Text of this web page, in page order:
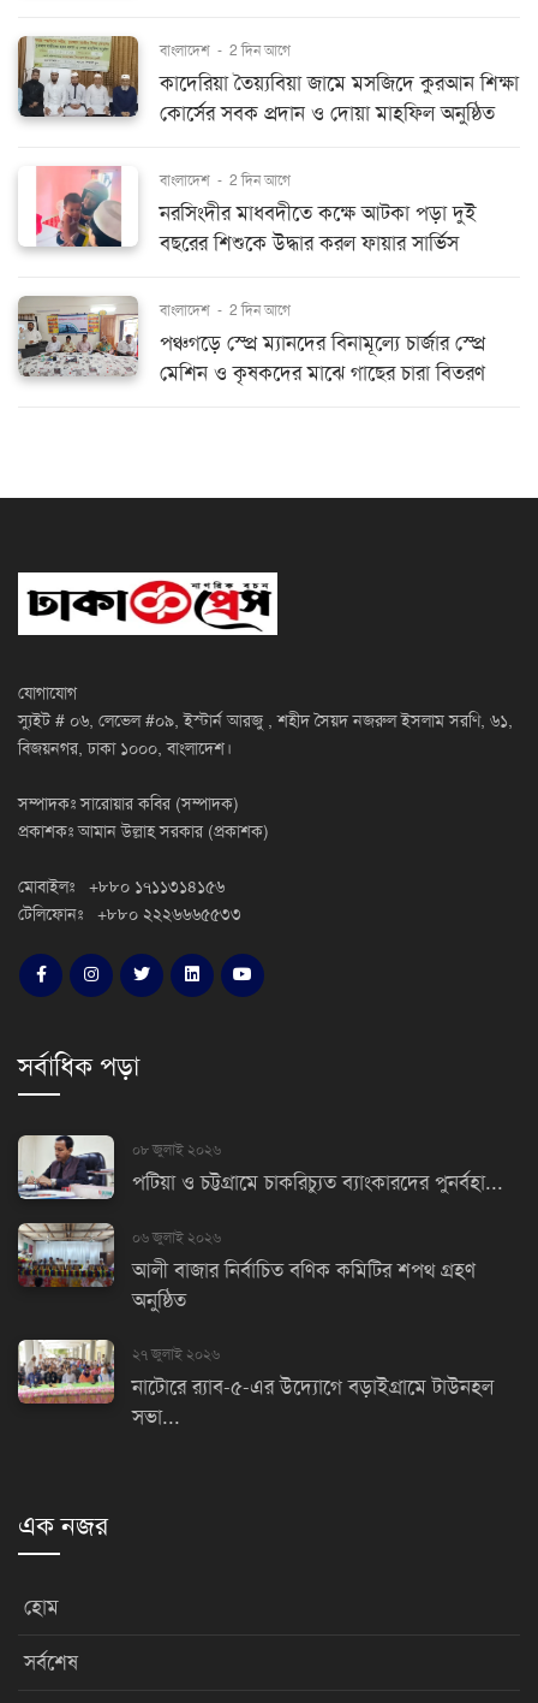
বাংলাদেশ - 2 দিন আগে
কাদেরিয়া তৈয়্যবিয়া জামে মসজিদে কুরআন শিক্ষা
কোর্সের সবক প্রদান ও দোয়া মাহফিল অনুষ্ঠিত
বাংলাদেশ - 2 দিন আগে
নরসিংদীর মাধবদীতে কক্ষে আটকা পড়া দুই
বছরের শিশুকে উদ্ধার করল ফায়ার সার্ভিস
বাংলাদেশ - 2 দিন আগে
পঞ্চগড়ে স্প্রে ম্যানদের বিনামূল্যে চার্জার স্প্রে
মেশিন ও কৃষকদের মাঝে গাছের চারা বিতরণ
যোগাযোগ
স্যুইট # ০৬, লেভেল #০৯, ইস্টার্ন আরজু , শহীদ সৈয়দ নজরুল ইসলাম সরণি, ৬১,
বিজয়নগর, ঢাকা ১০০০, বাংলাদেশ।
সম্পাদকঃ সারোয়ার কবির (সম্পাদক)
প্রকাশকঃ আমান উল্লাহ সরকার (প্রকাশক)
মোবাইলঃ +৮৮০ ১৭১১৩১৪১৫৬
টেলিফোনঃ +৮৮০ ২২২৬৬৬৫৫৩৩
সর্বাধিক পড়া
০৮ জুলাই ২০২৬
পটিয়া ও চট্টগ্রামে চাকরিচ্যুত ব্যাংকারদের পুনর্বহা...
০৬ জুলাই ২০২৬
আলী বাজার নির্বাচিত বণিক কমিটির শপথ গ্রহণ
অনুষ্ঠিত
২৭ জুলাই ২০২৬
নাটোরে র‌্যাব-৫-এর উদ্যোগে বড়াইগ্রামে টাউনহল
সভা...
এক নজর
হোম
সর্বশেষ